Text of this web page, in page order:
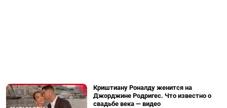
Криштиану Роналду женится на
Джорджине Родригес. Что известно о
свадьбе века — видео